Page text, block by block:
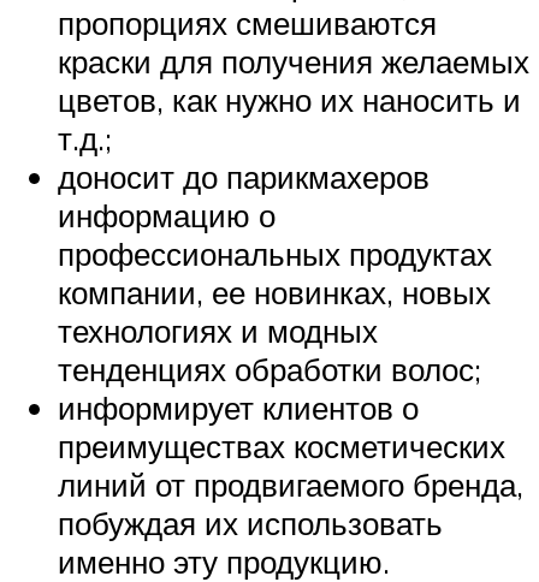
пропорциях смешиваются
краски для получения желаемых
цветов, как нужно их наносить и
т.д.;
доносит до парикмахеров
информацию о
профессиональных продуктах
компании, ее новинках, новых
технологиях и модных
тенденциях обработки волос;
информирует клиентов о
преимуществах косметических
линий от продвигаемого бренда,
побуждая их использовать
именно эту продукцию.